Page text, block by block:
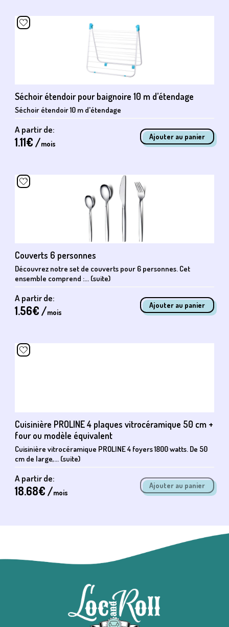
Séchoir étendoir pour baignoire 10 m d’étendage
Séchoir étendoir 10 m d'étendage
A partir de:
1.11€ /mois
Couverts 6 personnes
Découvrez notre set de couverts pour 6 personnes. Cet
ensemble comprend :... (suite)
A partir de:
1.56€ /mois
Cuisinière PROLINE 4 plaques vitrocéramique 50 cm +
four ou modèle équivalent
Cuisinière vitrocéramique PROLINE 4 foyers 1800 watts. De 50
cm de large,... (suite)
A partir de:
18.68€ /mois